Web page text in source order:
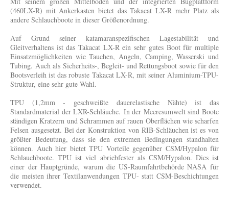
(460LX-R) mit Ankerkasten bietet das Takacat LX-R mehr Platz als
andere Schlauchboote in dieser Größenordnung.
Auf Grund seiner katamaranspezifischen Lagestabilität und
Gleitverhaltens ist das Takacat LX-R ein sehr gutes Boot für multiple
Einsatzmöglichkeiten wie Tauchen, Angeln, Camping, Wasserski und
Tubing.Auch als Sicherheits-, Begleit- und Rettungsboot sowie für den
Bootsverleih ist das robuste Takacat LX-R, mit seiner Aluminium-TPU-
Struktur, eine sehr gute Wahl.
TPU (1,2mm - geschweißte dauerelastische Nähte) ist das
Standardmaterial der LXR-Schläuche. In der Meeresumwelt sind Boote
ständigen Kratzern und Schrammen auf rauen Oberflächen wie scharfen
Felsen ausgesetzt. Bei der Konstruktion von RIB-Schläuchen ist es von
größter Bedeutung, dass sie den extremen Bedingungen standhalten
können. Auch hier bietet TPU Vorteile gegenüber CSM/Hypalon für
Schlauchboote. TPU ist viel abriebfester als CSM/Hypalon. Dies ist
einer der Hauptgründe, warum die US-Raumfahrtbehörde NASA für
die meisten ihrer Textilanwendungen TPU- statt CSM-Beschichtungen
verwendet.